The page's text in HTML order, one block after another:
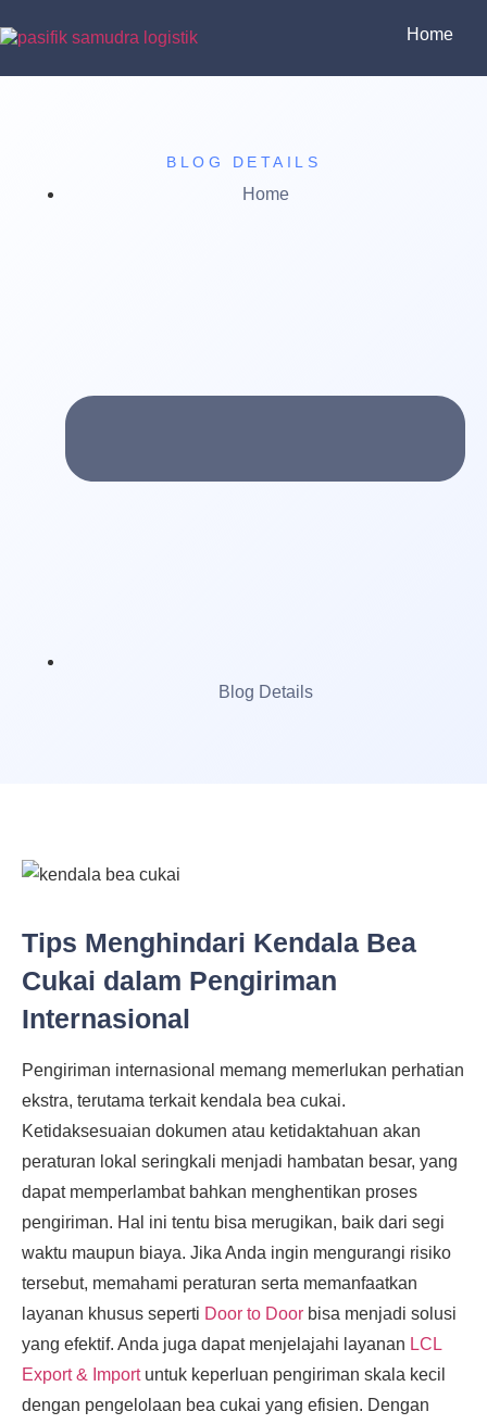
Home
BLOG DETAILS
Home
Blog Details
Tips Menghindari Kendala Bea
Cukai dalam Pengiriman
Internasional
Pengiriman internasional memang memerlukan perhatian
ekstra, terutama terkait kendala bea cukai.
Ketidaksesuaian dokumen atau ketidaktahuan akan
peraturan lokal seringkali menjadi hambatan besar, yang
dapat memperlambat bahkan menghentikan proses
pengiriman. Hal ini tentu bisa merugikan, baik dari segi
waktu maupun biaya. Jika Anda ingin mengurangi risiko
tersebut, memahami peraturan serta memanfaatkan
layanan khusus seperti Door to Door bisa menjadi solusi
yang efektif. Anda juga dapat menjelajahi layanan LCL
Export & Importuntuk keperluan pengiriman skala kecil
dengan pengelolaan bea cukai yang efisien. Dengan